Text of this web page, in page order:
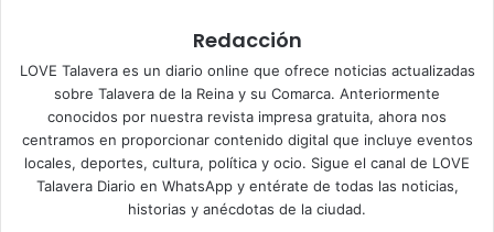
Redacción
LOVE Talavera es un diario online que ofrece noticias actualizadas
sobre Talavera de la Reina y su Comarca. Anteriormente
conocidos por nuestra revista impresa gratuita, ahora nos
centramos en proporcionar contenido digital que incluye eventos
locales, deportes, cultura, política y ocio. Sigue el canal de LOVE
Talavera Diario en WhatsAppy entérate de todas las noticias,
historias y anécdotas de la ciudad.